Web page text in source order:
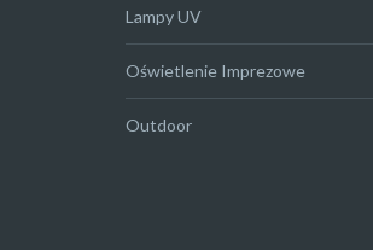
Lampy UV
Oświetlenie Imprezowe
Outdoor